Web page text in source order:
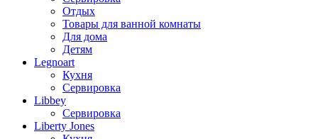
Отдых
Товары для ванной комнаты
Для дома
Детям
Legnoart
Кухня
Сервировка
Libbey
Сервировка
Liberty Jones